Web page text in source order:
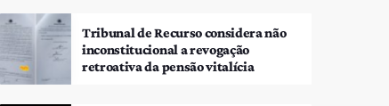
Tribunal de Recurso considera não
inconstitucional a revogação
retroativa da pensão vitalícia